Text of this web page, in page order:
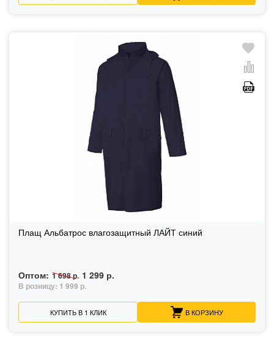
Плащ Альбатрос влагозащитный ЛАЙТ синий
Оптом: 1 698 р. 1 299 р.
В розницу: 1 999 р.
КУПИТЬ В 1 КЛИК В КОРЗИНУ